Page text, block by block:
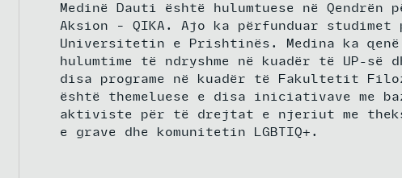
Medinë Dauti është hulumtuese në
Aksion – QIKA. Ajo ka përfunduar studimet
Universitetin e Prishtinës. Medina ka qenë
hulumtime të ndryshme në kuadër të UP-
disa programe në kuadër të Fakultetit
është themeluese e disa iniciativave me
aktiviste për të drejtat e njeriut me
e grave dhe komunitetin LGBTIQ+.